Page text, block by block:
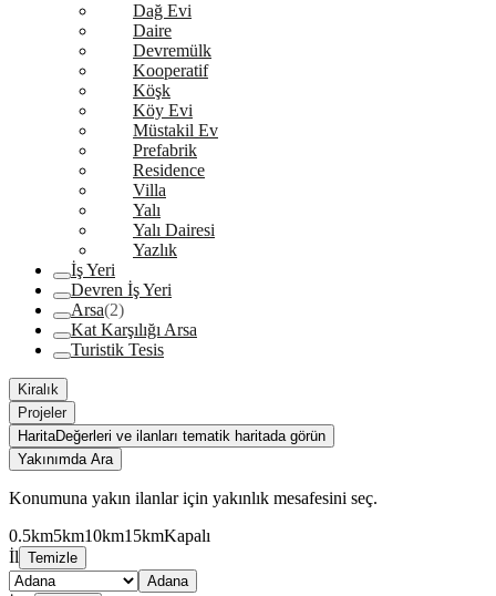
Dağ Evi
Daire
Devremülk
Kooperatif
Köşk
Köy Evi
Müstakil Ev
Prefabrik
Residence
Villa
Yalı
Yalı Dairesi
Yazlık
İş Yeri
Devren İş Yeri
Arsa(2)
Kat Karşılığı Arsa
Turistik Tesis
Kiralık
Projeler
HaritaDeğerleri ve ilanları tematik haritada görün
Yakınımda Ara
Konumuna yakın ilanlar için yakınlık mesafesini seç.
0.5km5km10km15kmKapalı
İl Temizle
Adana